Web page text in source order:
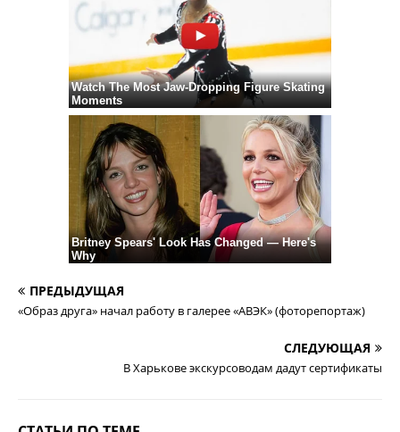
ПРЕДЫДУЩАЯ
«Образ друга» начал работу в галерее «АВЭК» (фоторепортаж)
СЛЕДУЮЩАЯ
В Харькове экскурсоводам дадут сертификаты